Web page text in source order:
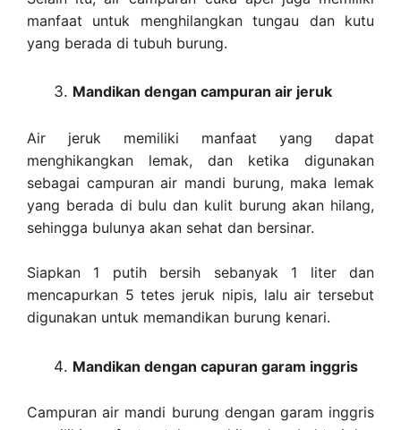
manfaat untuk menghilangkan tungau dan kutu
yang berada di tubuh burung.
Mandikan dengan campuran air jeruk
Air jeruk memiliki manfaat yang dapat
menghikangkan lemak, dan ketika digunakan
sebagai campuran air mandi burung, maka lemak
yang berada di bulu dan kulit burung akan hilang,
sehingga bulunya akan sehat dan bersinar.
Siapkan 1 putih bersih sebanyak 1 liter dan
mencapurkan 5 tetes jeruk nipis, lalu air tersebut
digunakan untuk memandikan burung kenari.
Mandikan dengan capuran garam inggris
Campuran air mandi burung dengan garam inggris